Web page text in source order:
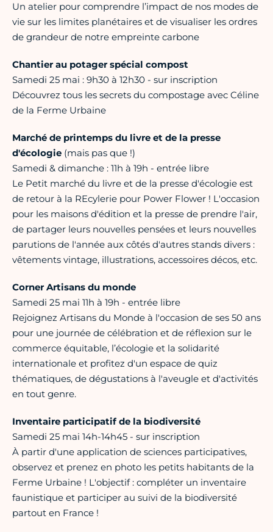
Un atelier pour comprendre l’impact de nos modes de
vie sur les limites planétaires et de visualiser les ordres
de grandeur de notre empreinte carbone
Chantier au potager spécial compost
Samedi 25 mai : 9h30 à 12h30 - sur inscription
Découvrez tous les secrets du compostage avec Céline
de la Ferme Urbaine
Marché de printemps du livre et de la presse
d'écologie (mais pas que !)
Samedi & dimanche : 11h à 19h - entrée libre
Le Petit marché du livre et de la presse d'écologie est
de retour à la REcylerie pour Power Flower ! L'occasion
pour les maisons d'édition et la presse de prendre l'air,
de partager leurs nouvelles pensées et leurs nouvelles
parutions de l'année aux côtés d'autres stands divers :
vêtements vintage, illustrations, accessoires décos, etc.
Corner Artisans du monde
Samedi 25 mai 11h à 19h - entrée libre
Rejoignez Artisans du Monde à l'occasion de ses 50 ans
pour une journée de célébration et de réflexion sur le
commerce équitable, l’écologie et la solidarité
internationale et profitez d'un espace de quiz
thématiques, de dégustations à l'aveugle et d'activités
en tout genre.
Inventaire participatif de la biodiversité
Samedi 25 mai 14h-14h45 - sur inscription
À partir d'une application de sciences participatives,
observez et prenez en photo les petits habitants de la
Ferme Urbaine ! L'objectif : compléter un inventaire
faunistique et participer au suivi de la biodiversité
partout en France !